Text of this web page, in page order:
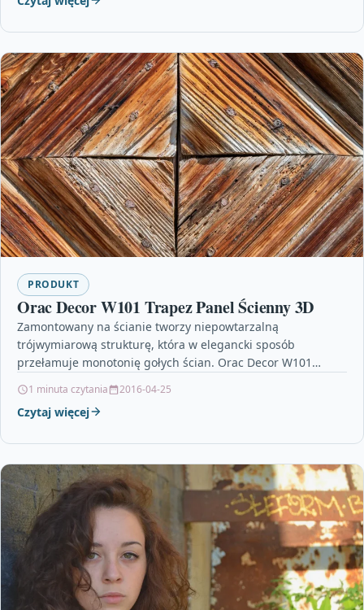
PRODUKT
Orac Decor W101 Trapez Panel Ścienny 3D
Zamontowany na ścianie tworzy niepowtarzalną
trójwymiarową strukturę, która w elegancki sposób
przełamuje monotonię gołych ścian. Orac Decor W101
1 minuta czytania 2016-04-25
Czytaj więcej